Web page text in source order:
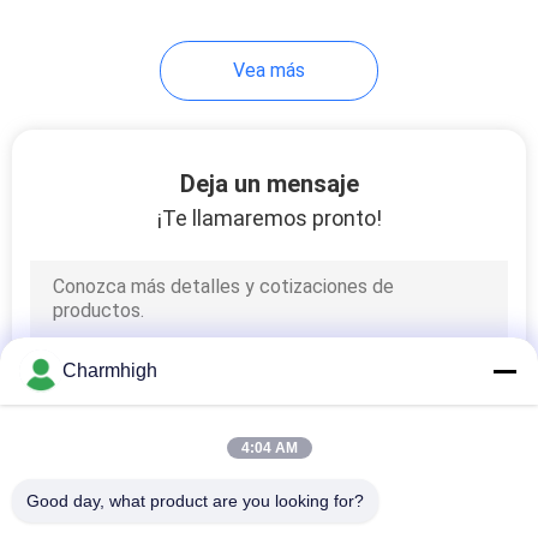
Accesorios de SMT
máquina que suelda
de la onda
Vea más
Deja un mensaje
¡Te llamaremos pronto!
Charmhigh
4:04 AM
Good day, what product are you looking for?